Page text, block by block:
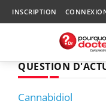
INSCRIPTION
QUESTION
Cannabidiol